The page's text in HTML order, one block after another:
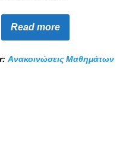
Read more
Ανακοινώσεις Μαθημάτων